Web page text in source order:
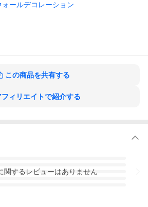
ォールデコレーション
この商品を共有する
フィリエイトで紹介する
関するレビューはありません